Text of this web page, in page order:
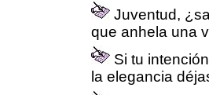
Juventud,
que anhela una
Si tu
la elegancia